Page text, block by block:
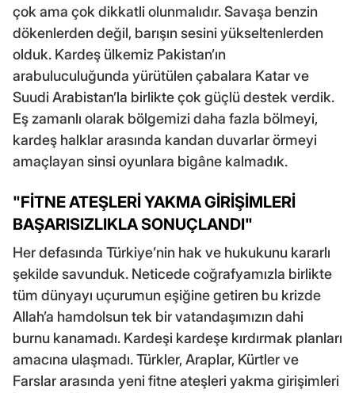
çok ama çok dikkatli olunmalıdır. Savaşa benzin
dökenlerden değil, barışın sesini yükseltenlerden
olduk. Kardeş ülkemiz Pakistan’ın
arabuluculuğunda yürütülen çabalara Katar ve
Suudi Arabistan’la birlikte çok güçlü destek verdik.
Eş zamanlı olarak bölgemizi daha fazla bölmeyi,
kardeş halklar arasında kandan duvarlar örmeyi
amaçlayan sinsi oyunlara bigâne kalmadık.
"FİTNE ATEŞLERİ YAKMA GİRİŞİMLERİ
BAŞARISIZLIKLA SONUÇLANDI"
Her defasında Türkiye’nin hak ve hukukunu kararlı
şekilde savunduk. Neticede coğrafyamızla birlikte
tüm dünyayı uçurumun eşiğine getiren bu krizde
Allah’a hamdolsun tek bir vatandaşımızın dahi
burnu kanamadı. Kardeşi kardeşe kırdırmak planları
amacına ulaşmadı. Türkler, Araplar, Kürtler ve
Farslar arasında yeni fitne ateşleri yakma girişimleri